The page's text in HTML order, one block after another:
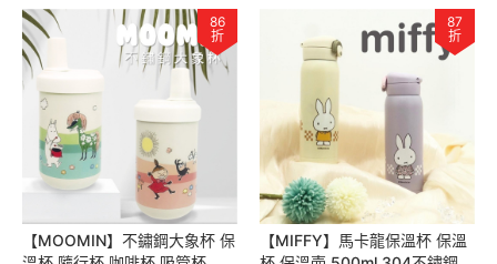
86
折
【MOOMIN】不鏽鋼大象杯 保
87
折
【MIFFY】馬卡龍保溫杯 保溫